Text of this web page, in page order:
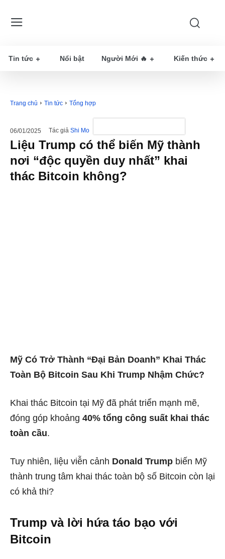
Tin tức Nổi bật Người Mới 🔥 Kiến thức
Trang chủ Tin tức Tổng hợp
06/01/2025 Tác giả Shi Mo
Liệu Trump có thể biến Mỹ thành
nơi “độc quyền duy nhất” khai
thác Bitcoin không?
Mỹ Có Trở Thành “Đại Bản Doanh” Khai Thác
Toàn Bộ Bitcoin Sau Khi Trump Nhậm Chức?
Khai thác Bitcoin tại Mỹ đã phát triển mạnh mẽ,
đóng góp khoảng 40% tổng công suất khai thác
toàn cầu.
Tuy nhiên, liệu viễn cảnh Donald Trump biến Mỹ
thành trung tâm khai thác toàn bộ số Bitcoin còn lại
có khả thi?
Trump và lời hứa táo bạo với
Bitcoin